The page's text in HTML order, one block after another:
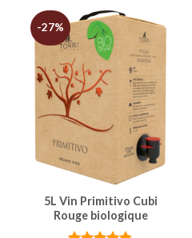
-27%
5L Vin Primitivo Cubi
Rouge biologique